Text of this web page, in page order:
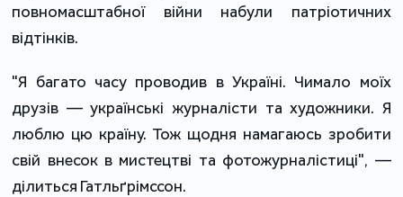
повномасштабної війни набули патріотичних
відтінків.
"Я багато часу проводив в Україні. Чимало моїх
друзів — українські журналісти та художники. Я
люблю цю країну. Тож щодня намагаюсь зробити
свій внесок в мистецтві та фотожурналістиці", —
ділиться Гатльґрімссон.